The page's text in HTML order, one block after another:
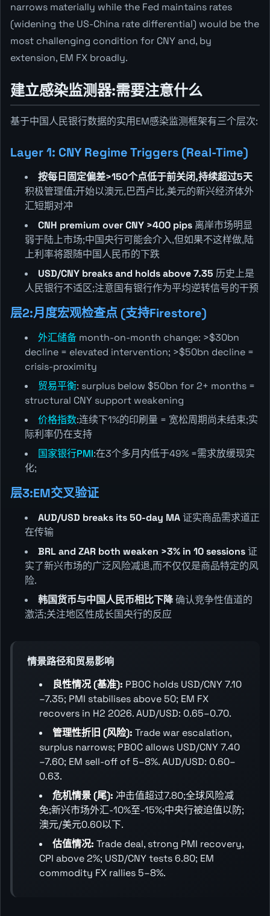
narrows materially while the Fed maintains rates
(widening the US-China rate differential) would be the
most challenging condition for CNY and, by
extension, EM FX broadly.
建立感染监测器:需要注意什么
基于中国人民银行数据的实用EM感染监测框架有三个层次:
Layer 1: CNY Regime Triggers (Real-Time)
按每日固定偏差>150个点低于前关闭,持续超过5天
积极管理值;开始以澳元,巴西卢比,美元的新兴经济体外
汇短期对冲
CNH premium over CNY >400 pips 离岸市场明显
弱于陆上市场;中国央行可能会介入,但如果不这样做,陆
上利率将跟随中国人民币的下跌
USD/CNY breaks and holds above 7.35 历史上是
人民银行不适区;注意国有银行作为平均逆转信号的干预
层2:月度宏观检查点 (支持Firestore)
外汇储备 month-on-month change: >$30bn
decline = elevated intervention; >$50bn decline =
crisis-proximity
贸易平衡: surplus below $50bn for 2+ months =
structural CNY support weakening
价格指数:连续下1%的印刷量 = 宽松周期尚未结束;实
际利率仍在支持
国家银行PMI:在3个多月内低于49% =需求放缓现实
化;
层3:EM交叉验证
AUD/USD breaks its 50-day MA证实商品需求道正
在传输
BRL and ZAR both weaken >3% in 10 sessions证
实了新兴市场的广泛风险减退,而不仅仅是商品特定的风
险.
韩国货币与中国人民币相比下降确认竞争性值道的
激活;关注地区性成长国央行的反应
情景路径和贸易影响
良性情况 (基准): PBOC holds USD/CNY 7.10
–7.35; PMI stabilises above 50; EM FX
recovers in H2 2026. AUD/USD: 0.65–0.70.
管理性折旧 (风险): Trade war escalation,
surplus narrows; PBOC allows USD/CNY 7.40
–7.60; EM sell-off of 5–8%. AUD/USD: 0.60–
0.63.
危机情景 (尾): 冲击值超过7.80;全球风险减
免;新兴市场外汇-10%至-15%;中央行被迫值以防;
澳元/美元0.60以下.
估值情况: Trade deal, strong PMI recovery,
CPI above 2%; USD/CNY tests 6.80; EM
commodity FX rallies 5–8%.